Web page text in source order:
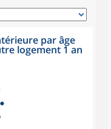
par âge
logement 1 an